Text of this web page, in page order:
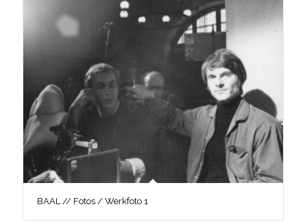
BAAL // Fotos / Werkfoto 1